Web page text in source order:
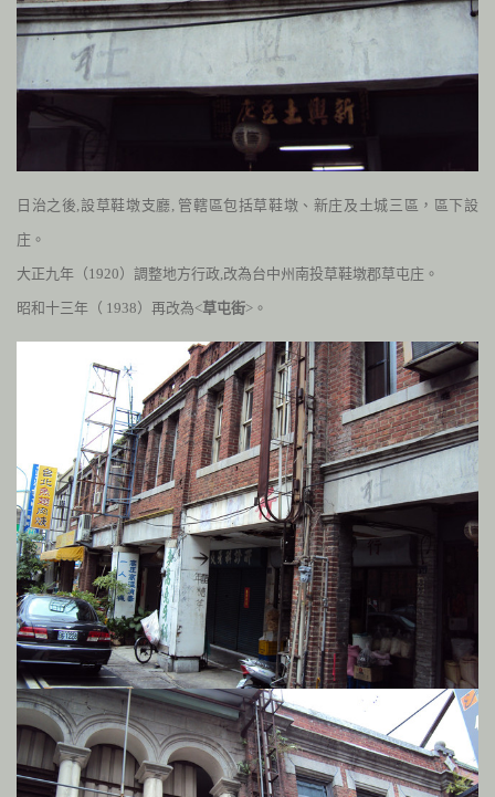
日治之後,設草鞋墩支廳, 管轄區包括草鞋墩、新庄及土城三區，區下設
庄。
大正九年（1920）調整地方行政,改為台中州南投草鞋墩郡草屯庄。
昭和十三年（ 1938）再改為<草屯街>。